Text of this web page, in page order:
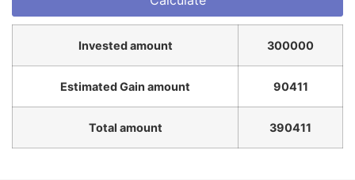
Invested amount 300000
Estimated Gain amount 90411
Total amount 390411